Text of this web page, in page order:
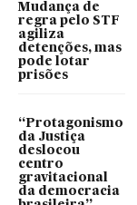
Mudança de
regra pelo STF
agiliza
detenções, mas
pode lotar
prisões
“Protagonismo
da Justiça
deslocou
centro
gravitacional
da democracia